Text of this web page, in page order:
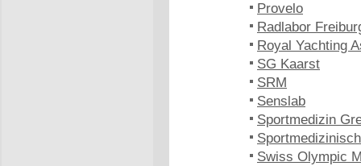
Provelo
Radlabor
Royal Yachting
SG Kaarst
SRM
Senslab
Sportmedizin
Swiss Olympic